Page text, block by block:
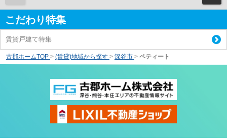
こだわり特集
賃貸戸建て特集
古郡ホームTOP > (賃貸)地域から探す > 深谷市 > ペティート